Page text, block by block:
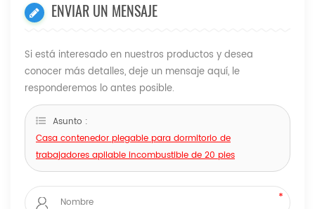
ENVIAR UN MENSAJE
Si está interesado en nuestros productos y desea
conocer más detalles, deje un mensaje aquí, le
responderemos lo antes posible.
Asunto :
Casa contenedor plegable para dormitorio de
trabajadores apilable incombustible de 20 pies